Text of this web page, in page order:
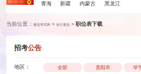
青海
新疆 内蒙古 黑龙江
当前位置：遴选考试网 >地方遴选 >职位表下载
招考公告
地区： 全部 贵阳市 毕